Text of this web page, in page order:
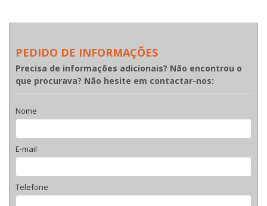
PEDIDO DE INFORMAÇÕES
Precisa de informações adicionais? Não encontrou o
que procurava? Não hesite em contactar-nos:
Nome
E-mail
Telefone